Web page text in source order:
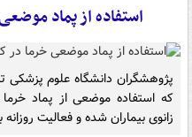
استفاده از پماد
پژوهشگران دانشگاه علوم پزشکی
که استفاده موضعی از پماد
زانوی بیماران شده و فعالیت روزانه